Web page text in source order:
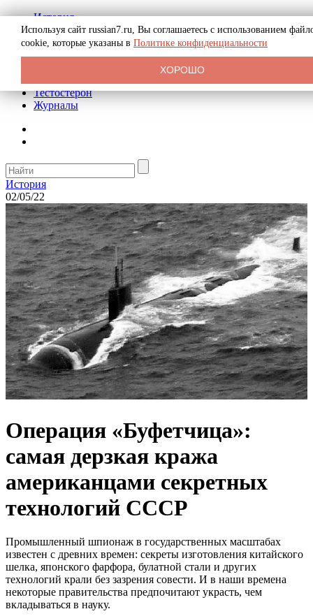
История
Биография
Криминал
Реклама на сайте
Тестостерон
Журналы
История
02/05/22
Операция «Буфетчица»:
самая дерзкая кража
американцами секретных
технологий СССР
Промышленный шпионаж в государственных масштабах
известен с древних времен: секреты изготовления китайского
шелка, японского фарфора, булатной стали и других
технологий крали без зазрения совести. И в наши времена
некоторые правительства предпочитают украсть, чем
вкладываться в науку.
Используя сайт russian7.ru, Вы соглашаетесь с использованием
cookie, которые указаны в Политике конфиденциальности
ХОРОШО